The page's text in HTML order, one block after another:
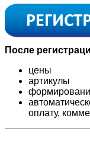
После
цены
артикулы
оплату,